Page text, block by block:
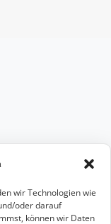
wir Technologien wie
oder darauf
können wir Daten